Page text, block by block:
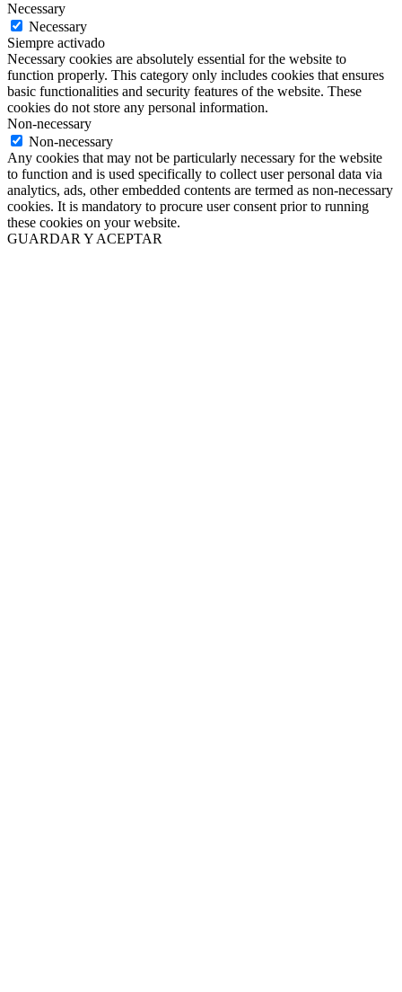
Necessary
Necessary
Siempre activado
Necessary cookies are absolutely essential for the website to
function properly. This category only includes cookies that ensures
basic functionalities and security features of the website. These
cookies do not store any personal information.
Non-necessary
Non-necessary
Any cookies that may not be particularly necessary for the website
to function and is used specifically to collect user personal data via
analytics, ads, other embedded contents are termed as non-necessary
cookies. It is mandatory to procure user consent prior to running
these cookies on your website.
GUARDAR Y ACEPTAR